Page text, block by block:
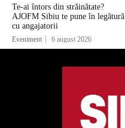
Te-ai întors din străinătate?
AJOFM Sibiu te pune în legătură
cu angajatorii
Eveniment 6 august 2026